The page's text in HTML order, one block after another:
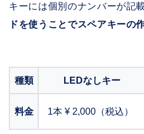
キーには個別のナンバーが記
ドを使うことでスペアキーの
種類 LEDなしキー
料金 1本 ¥ 2,000（税込）